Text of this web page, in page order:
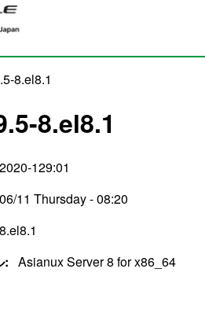
8.el8.1
8.el8.1
129:01
11 Thursday - 08:20
: Asianux Server 8 for x86_64